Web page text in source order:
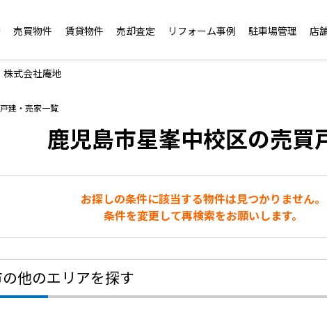
売買物件 賃貸物件 売却査定 リフォーム事例 駐車場管理 店
式会社庵地
建・売家一覧
鹿児島市星峯中校区の売買
お探しの条件に該当する物件は見つかりません。
条件を変更して再検索をお願いします。
他のエリアを探す